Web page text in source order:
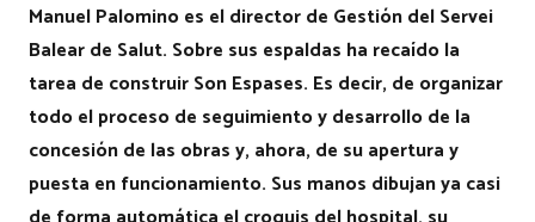
Manuel Palomino es el director de Gestión del Servei
Balear de Salut. Sobre sus espaldas ha recaído la
tarea de construir Son Espases. Es decir, de organizar
todo el proceso de seguimiento y desarrollo de la
concesión de las obras y, ahora, de su apertura y
puesta en funcionamiento. Sus manos dibujan ya casi